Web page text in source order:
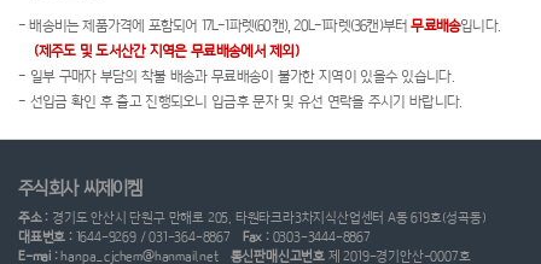
- 배송비는 제품가격에 포함되어 17L-1파렛(60캔), 20L-1파렛(36캔)부터무료배송입니다.
(제주도 및 도서산간 지역은 무료배송에서 제외)
- 일부 구매자 부담의 착불 배송과 무료배송이 불가한 지역이 있을수 있습니다.
- 선입금 확인 후 출고 진행되오니 입금후 문자 및 유선 연락을 주시기 바랍니다.
주식회사 씨제이켐
주소 : 경기도 안산시 단원구 만해로 205, 타원타크라3차지식산업센터 A동 619호(성곡동)
대표번호 : 1644-9269 / 031-364-8867 Fax : 0303-3444-8867
E-mai :hanpa_cjchem@hanmail.net 통신판매신고번호 제 2019-경기안산-0007호